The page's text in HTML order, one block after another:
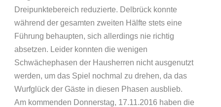
Dreipunktebereich reduzierte. Delbrück konnte
während der gesamten zweiten Hälfte stets eine
Führung behaupten, sich allerdings nie richtig
absetzen. Leider konnten die wenigen
Schwächephasen der Hausherren nicht ausgenutzt
werden, um das Spiel nochmal zu drehen, da das
Wurfglück der Gäste in diesen Phasen ausblieb.
Am kommenden Donnerstag, 17.11.2016 haben die